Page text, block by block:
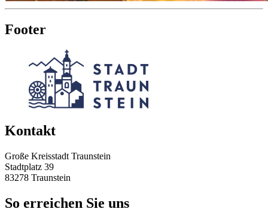
Footer
Kontakt
Große Kreisstadt Traunstein
Stadtplatz 39
83278 Traunstein
So erreichen Sie uns